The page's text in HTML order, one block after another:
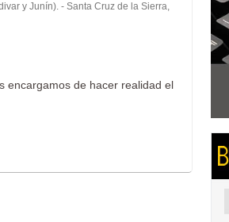
y Junín). - Santa Cruz de la Sierra,
encargamos de hacer realidad el